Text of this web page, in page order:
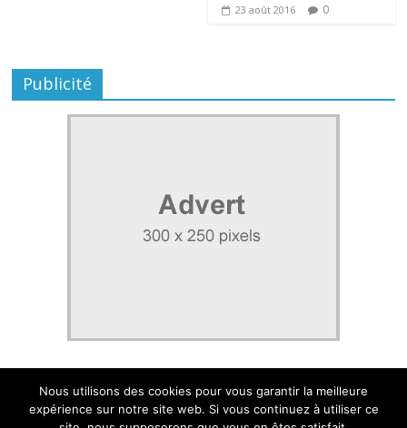
23 août 2016 0
Publicité
Nous utilisons des cookies pour vous garantir la meilleure
expérience sur notre site web. Si vous continuez à utiliser ce